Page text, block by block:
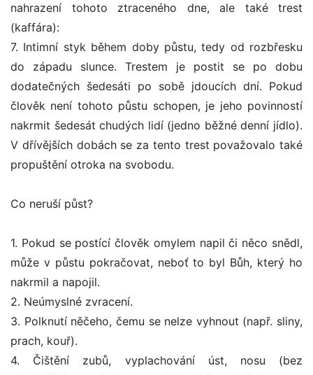
nahrazení tohoto ztraceného dne, ale také trest
(kaffára):
7. Intimní styk během doby půstu, tedy od rozbřesku
do západu slunce. Trestem je postit se po dobu
dodatečných šedesáti po sobě jdoucích dní. Pokud
člověk není tohoto půstu schopen, je jeho povinností
nakrmit šedesát chudých lidí (jedno běžné denní jídlo).
V dřívějších dobách se za tento trest považovalo také
propuštění otroka na svobodu.
Co neruší půst?
1. Pokud se postící člověk omylem napil či něco snědl,
může v půstu pokračovat, neboť to byl Bůh, který ho
nakrmil a napojil.
2. Neúmyslné zvracení.
3. Polknutí něčeho, čemu se nelze vyhnout (např. sliny,
prach, kouř).
4. Čištění zubů, vyplachování úst, nosu (bez